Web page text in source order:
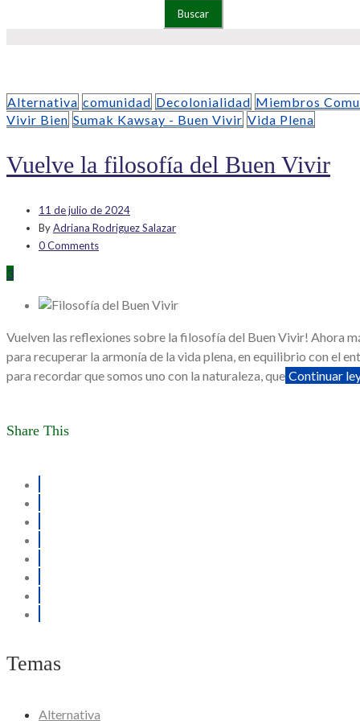
Alternativa comunidad Decolonialidad Miembros
Vivir Bien Sumak Kawsay - Buen Vivir Vida Plena
Vuelve la filosofía del Buen Vivir
11 de julio de 2024
ByAdriana Rodriguez Salazar
0 Comments
3
Vuelven las reflexiones sobre la filosofía del Buen Vivir! Ahora
para recuperar la armonía de la vida plena, en equilibrio con el
para recordar que somos uno con la naturaleza, que Continuar
Share This
Temas
Alternativa